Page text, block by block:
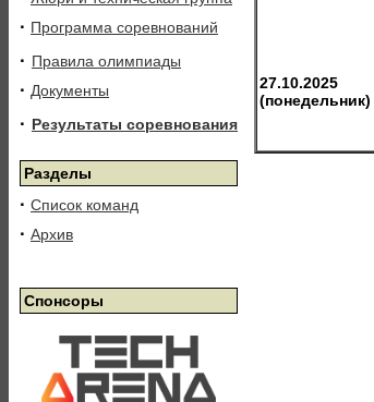
· Программа соревнований
· Правила олимпиады
· Документы
· Результаты соревнования
Разделы
· Список команд
· Архив
Спонсоры
27.10.2025
(понедельник)